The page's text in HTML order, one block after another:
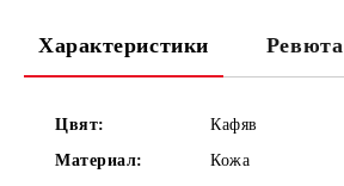
Характеристики Ревюта
Цвят:
Кафяв
Материал:
Кожа